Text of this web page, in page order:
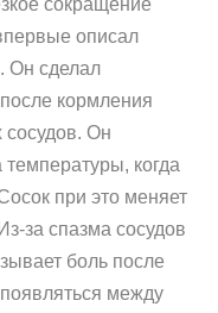
сокращение
описал
Он сделал
кормления
сосудов. Он
температуры, когда
при это меняет
за спазма сосудов
боль после
между